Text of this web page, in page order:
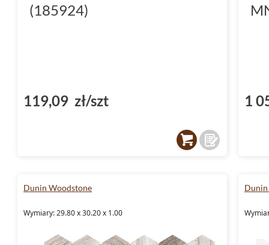
(185924)
119,09 zł/szt 1
Dunin Woodstone
Wymiary: 29.80 x 30.20 x 1.00
Dunin